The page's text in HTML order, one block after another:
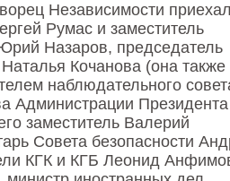
Независимости
Румас и заместитель
Назаров, председатель
Кочанова (она также
наблюдательного
Администрации Президента
заместитель Валерий
Совета безопасности
КГК и КГБ Леонид